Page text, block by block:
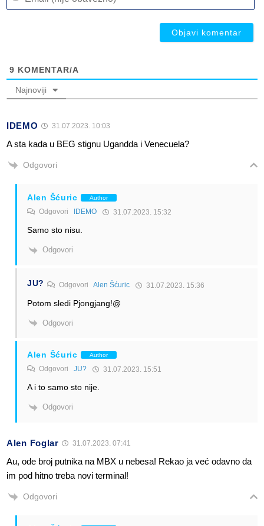
9 KOMENTAR/A
Najnoviji
IDEMO 31.07.2023. 10:03
A sta kada u BEG stignu Ugandda i Venecuela?
Odgovori
Alen Šćuric Author
Odgovori IDEMO 31.07.2023. 15:32
Samo sto nisu.
Odgovori
JU? OdgovoriAlen Šćuric 31.07.2023. 15:36
Potom sledi Pjongjang!@
Odgovori
Alen Šćuric Author
Odgovori JU? 31.07.2023. 15:51
A i to samo sto nije.
Odgovori
Alen Foglar 31.07.2023. 07:41
Au, ode broj putnika na MBX u nebesa! Rekao ja već odavno da
im pod hitno treba novi terminal!
Odgovori